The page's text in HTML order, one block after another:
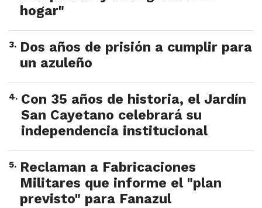
hogar"
3. Dos años de prisión a cumplir para
un azuleño
4. Con 35 años de historia, el Jardín
San Cayetano celebrará su
independencia institucional
5. Reclaman a Fabricaciones
Militares que informe el "plan
previsto" para Fanazul